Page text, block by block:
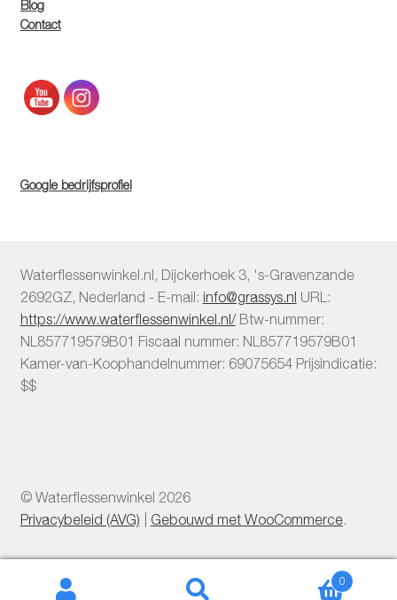
Blog
Contact
Google bedrijfsprofiel
Waterflessenwinkel.nl, Dijckerhoek 3, 's-Gravenzande
2692GZ, Nederland - E-mail: info@grassys.nl URL:
https://www.waterflessenwinkel.nl/ Btw-nummer:
NL857719579B01 Fiscaal nummer: NL857719579B01
Kamer-van-Koophandelnummer: 69075654 Prijsindicatie:
$$
© Waterflessenwinkel 2026
Privacybeleid (AVG)
Gebouwd met WooCommerce.
0